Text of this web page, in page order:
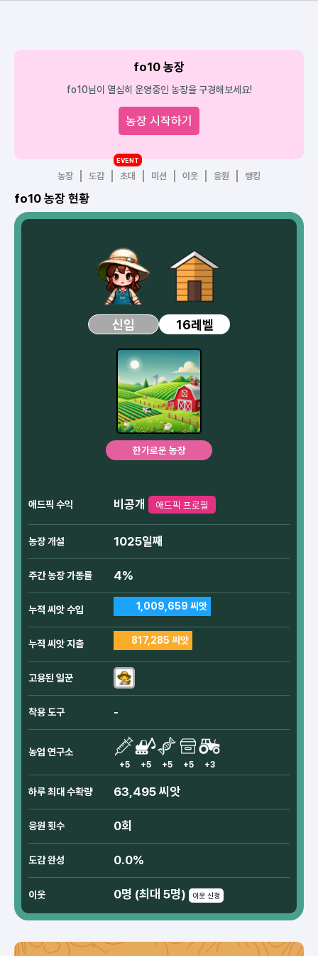
fo10 농장
fo10님이 열심히 운영중인 농장을 구경해보세요!
농장 시작하기
농장 도감 초대
EVENT
미션 이웃 응원 랭킹
fo10 농장 현황
신입 16레벨
한가로운 농장
애드픽 수익 비공개 애드픽 프로필
농장 개설 1025일째
주간 농장 가동률 4%
누적 씨앗 수입 1,009,659 씨앗
누적 씨앗 지출 817,285 씨앗
고용된 일꾼
착용 도구 -
농업 연구소
+5 +5 +5 +5 +3
하루 최대 수확량 63,495 씨앗
응원 횟수 0회
도감 완성 0.0%
이웃 0명 (최대 5명) 이웃 신청